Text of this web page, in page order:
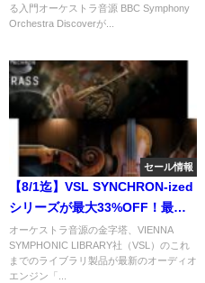
る入門オーケストラ音源 BBC Symphony
Orchestra Discoverが...
セール情報
【8/1迄】VSL SYNCHRON-ized
シリーズが最大33%OFF！最新
エンジンで表現力がUP！
オーケストラ音源の金字塔、VIENNA
SYMPHONIC LIBRARY社（VSL）のこれ
までのライブラリ製品が最新のオーディオ
エンジン「...